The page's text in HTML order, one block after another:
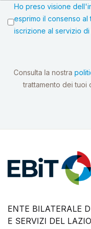
Ho preso visione
esprimo il consenso al
iscrizione al servizio
Consulta la nostra
trattamento dei tuoi
ENTE BILATERALE
E SERVIZI DEL LAZIO